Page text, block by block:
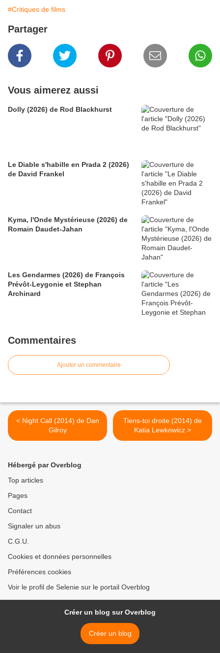
#Critiques de films
Partager
Vous aimerez aussi
Dolly (2026) de Rod Blackhurst
Le Diable s'habille en Prada 2 (2026)
de David Frankel
Kyma, l'Onde Mystérieuse (2026) de
Romain Daudet-Jahan
Les Gendarmes (2026) de François
Prévôt-Leygonie et Stephan
Archinard
Commentaires
Ajouter un commentaire
< Night Call (2014) de Dan
Gilroy
Tiens-toi droite (2014) de
Katia Lewkowicz >
Hébergé par Overblog
Top articles
Pages
Contact
Signaler un abus
C.G.U.
Cookies et données personnelles
Préférences cookies
Voir le profil de Selenie sur le portail Overblog
Créer un blog sur Overblog
Créer un blog